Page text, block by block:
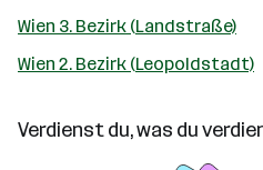
Wien 3. Bezirk (Landstraße)
Wien 2. Bezirk (Leopoldstadt)
Verdienst du, was du